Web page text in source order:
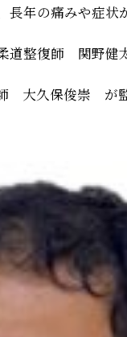
長年の痛みや症
道整復師 関野健
大久保俊崇 が